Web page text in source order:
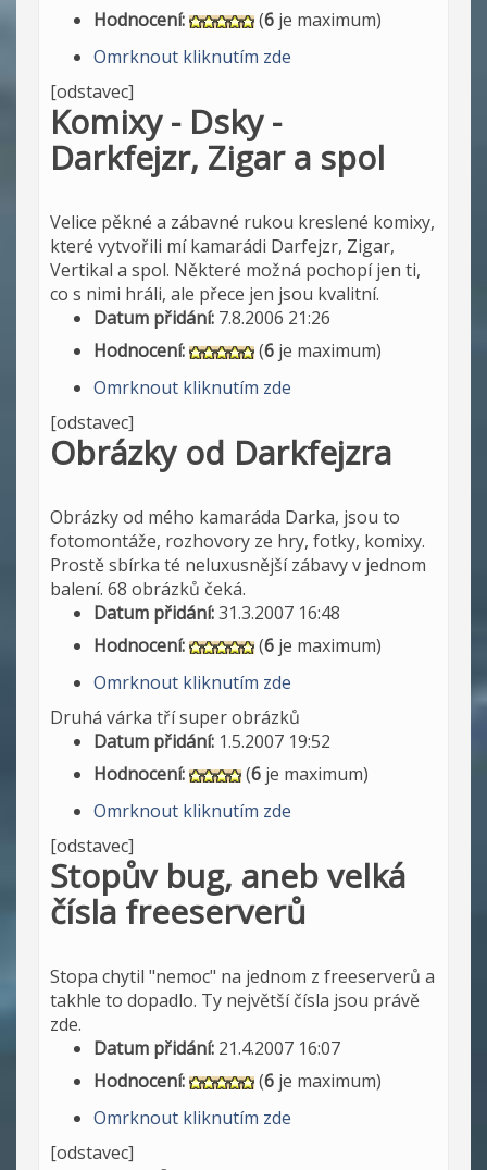
Hodnocení:
(6 je maximum)
Omrknout kliknutím zde
[odstavec]
Komixy - Dsky -
Darkfejzr, Zigar a spol
Velice pěkné a zábavné rukou kreslené komixy,
které vytvořili mí kamarádi Darfejzr, Zigar,
Vertikal a spol. Některé možná pochopí jen ti,
co s nimi hráli, ale přece jen jsou kvalitní.
Datum přidání: 7.8.2006 21:26
Hodnocení:
(6 je maximum)
Omrknout kliknutím zde
[odstavec]
Obrázky od Darkfejzra
Obrázky od mého kamaráda Darka, jsou to
fotomontáže, rozhovory ze hry, fotky, komixy.
Prostě sbírka té neluxusnější zábavy v jednom
balení. 68 obrázků čeká.
Datum přidání:31.3.2007 16:48
Hodnocení:
(6 je maximum)
Omrknout kliknutím zde
Druhá várka tří super obrázků
Datum přidání: 1.5.2007 19:52
Hodnocení:
(6 je maximum)
Omrknout kliknutím zde
[odstavec]
Stopův bug, aneb velká
čísla freeserverů
Stopa chytil "nemoc" na jednom z freeserverů a
takhle to dopadlo. Ty největší čísla jsou právě
zde.
Datum přidání: 21.4.2007 16:07
Hodnocení:
(6 je maximum)
Omrknout kliknutím zde
[odstavec]